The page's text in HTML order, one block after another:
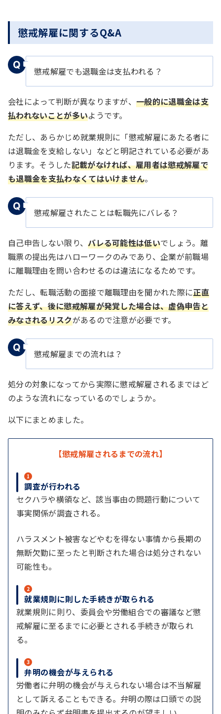
懲戒解雇に関するQ&A
懲戒解雇でも退職金は支払われる？
会社によって判断が異なりますが、一般的に退職金は支
払われないことが多いようです。
ただし、あらかじめ就業規則に「懲戒解雇にあたる者に
は退職金を支給しない」などと明記されている必要があ
ります。そうした記載がなければ、雇用者は懲戒解雇で
も退職金を支払わなくてはいけません。
懲戒解雇されたことは転職先にバレる？
自己申告しない限り、バレる可能性は低いでしょう。離
職票の提出先はハローワークのみであり、企業が前職場
に離職理由を問い合わせるのは違法になるためです。
ただし、転職活動の面接で離職理由を聞かれた際に正直
に答えず、後に懲戒解雇が発覚した場合は、虚偽申告と
みなされるリスクがあるので注意が必要です。
懲戒解雇までの流れは？
処分の対象になってから実際に懲戒解雇されるまではど
のような流れになっているのでしょうか。
以下にまとめました。
【懲戒解雇されるまでの流れ】
1
調査が行われる
セクハラや横領など、該当事由の問題行動について
事実関係が調査される。
ハラスメント被害などやむを得ない事情から長期の
無断欠勤に至ったと判断された場合は処分されない
可能性も。
2
就業規則に則した手続きが取られる
就業規則に則り、委員会や労働組合での審議など懲
戒解雇に至るまでに必要とされる手続きが取られ
る。
3
弁明の機会が与えられる
労働者に弁明の機会が与えられない場合は不当解雇
として訴えることもできる。弁明の際は口頭での説